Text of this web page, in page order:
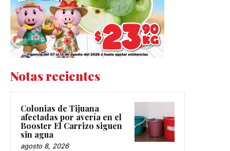
Notas recientes
Colonias de Tijuana
afectadas por avería en el
Booster El Carrizo siguen
sin agua
agosto 8, 2026